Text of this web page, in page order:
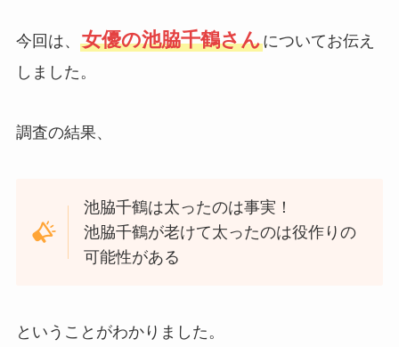
今回は、 女優の池脇千鶴さんについてお伝え
しました。
調査の結果、
池脇千鶴は太ったのは事実！
池脇千鶴が老けて太ったのは役作りの
可能性がある
ということがわかりました。